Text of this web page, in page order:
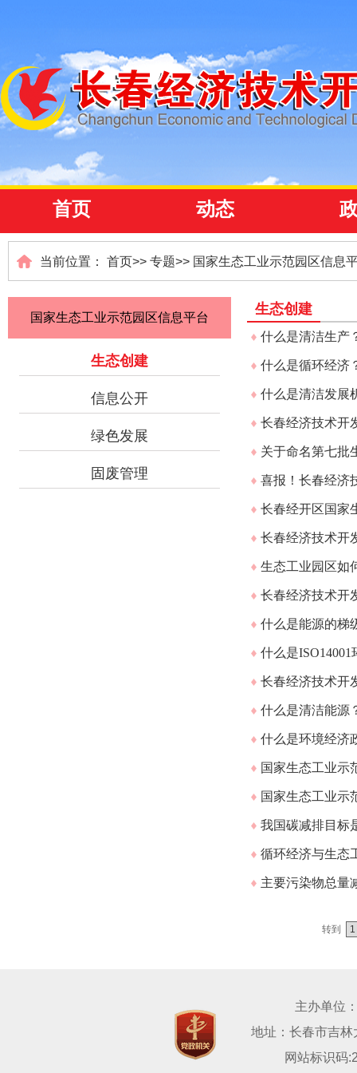
首页 动态
当前位置： 首页>> 专题>> 国家生态工业示范园区信息
国家生态工业示范园区信息平台
生态创建
信息公开
绿色发展
固废管理
生态创建
什么是清洁生产
什么是循环经济
什么是清洁发展
长春经济技术开
关于命名第七批
喜报！长春经济
长春经开区国家
长春经济技术开
生态工业园区如
长春经济技术开
什么是能源的梯
什么是
长春经济技术开
什么是清洁能源
什么是环境经济
国家生态工业示
国家生态工业示
我国碳减排目标
循环经济与生态
主要污染物总量
转到
主办单位
地址：长春市吉
网站标识码